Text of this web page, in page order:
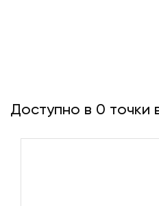
Доступно в 0 точки